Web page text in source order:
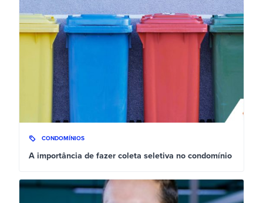
CONDOMÍNIOS
A importância de fazer coleta seletiva no condomínio